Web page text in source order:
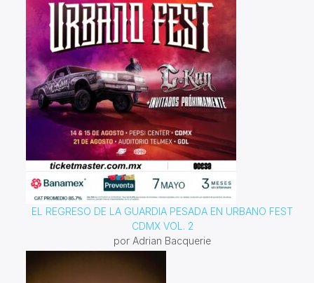
EL REGRESO DE LA GUARDIA PESADA EN URBANO FEST
CDMX VOL. 2
por Adrian Bacquerie